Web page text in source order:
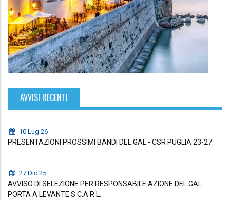
AVVISI RECENTI
10 Lug 26
PRESENTAZIONI PROSSIMI BANDI DEL GAL - CSR PUGLIA 23-27
27 Dic 25
AVVISO DI SELEZIONE PER RESPONSABILE AZIONE DEL GAL
PORTA A LEVANTE S.C.A R.L.